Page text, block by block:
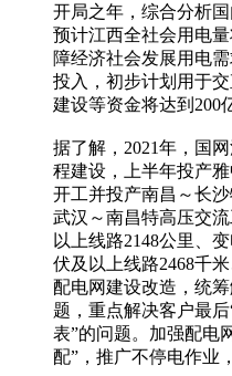
开局之年，综合分析
预计江西全社会用电
障经济社会发展用电
投入，初步计划用于
建设等资金将达到200
据了解，2021年，国
程建设，上半年投产
开工并投产南昌～长
武汉～南昌特高压交
以上线路2148公里、
伏及以上线路2468千
配电网建设改造，统
题，重点解决客户最
表”的问题。加强配电
配”，推广不停电作业